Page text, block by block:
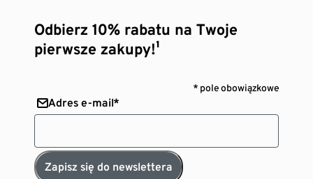
Odbierz 10% rabatu na Twoje
pierwsze zakupy!¹
* pole obowiązkowe
Adres e-mail*
Zapisz się do newslettera